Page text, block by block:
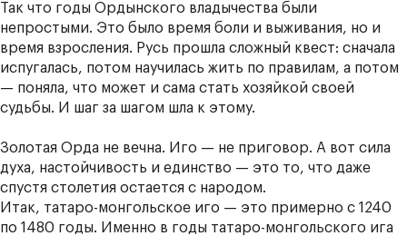
Так что годы Ордынского владычества были
непростыми. Это было время боли и выживания, но и
время взросления. Русь прошла сложный квест: сначала
испугалась, потом научилась жить по правилам, а потом
— поняла, что может и сама стать хозяйкой своей
судьбы. И шаг за шагом шла к этому.
Золотая Орда не вечна. Иго — не приговор. А вот сила
духа, настойчивость и единство — это то, что даже
спустя столетия остается с народом.
Итак, татаро-монгольское иго — это примерно с 1240
по 1480 годы. Именно в годы татаро-монгольского ига